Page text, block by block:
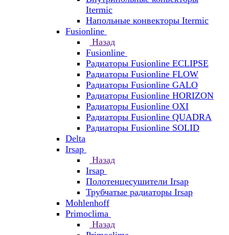
Itermic
Напольные конвекторы Itermic
Fusionline
Назад
Fusionline
Радиаторы Fusionline ECLIPSE
Радиаторы Fusionline FLOW
Радиаторы Fusionline GALO
Радиаторы Fusionline HORIZON
Радиаторы Fusionline OXI
Радиаторы Fusionline QUADRA
Радиаторы Fusionline SOLID
Delta
Irsap
Назад
Irsap
Полотенцесушители Irsap
Трубчатые радиаторы Irsap
Mohlenhoff
Primoclima
Назад